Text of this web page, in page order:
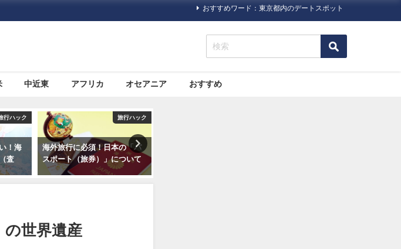
おすすめワード：東京都内のデートスポット
中近東 アフリカ オセアニア おすすめ
行ハック
「パ
いて
オセアニア
大都市と自然。両方の魅力が
詰まった「シドニー」の観光
スポットおすすめ７選
世界遺産